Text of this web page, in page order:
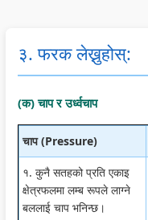
३. फरक लेख्नुहोस्:
(क) चाप र उर्ध्वचाप
चाप (Pressure)
१. कुनै सतहको प्रति एकाइ
क्षेत्रफलमा लम्ब रूपले लाग्ने
बललाई चाप भनिन्छ।